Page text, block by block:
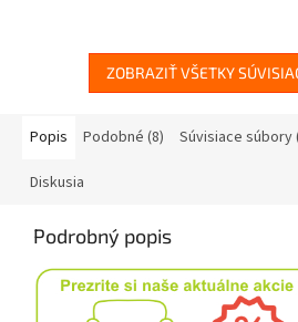
ZOBRAZIŤ VŠETKY
Popis Podobné (8) Súvisiace súbory
Diskusia
Podrobný popis